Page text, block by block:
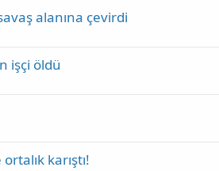
alanına çevirdi
işçi öldü
karıştı!